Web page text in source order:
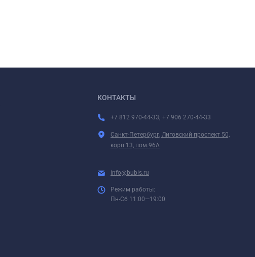
КОНТАКТЫ
+7 812 970-44-33; +7 906 270-44-33
Санкт-Петербург, Лиговский проспект 50,
корп.13, пом.96А
info@bubis.ru
Режим работы:
Пн-Сб 11:00—19:00